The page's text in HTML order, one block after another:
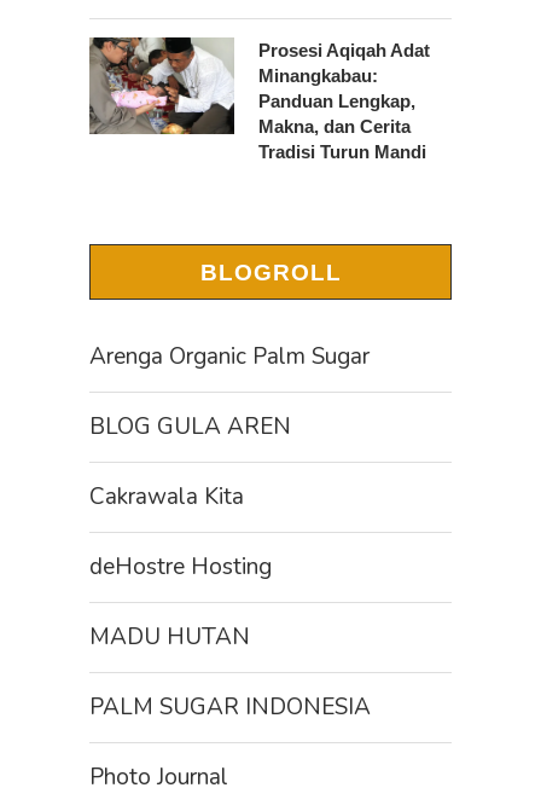
Prosesi Aqiqah Adat
Minangkabau:
Panduan Lengkap,
Makna, dan Cerita
Tradisi Turun Mandi
BLOGROLL
Arenga Organic Palm Sugar
BLOG GULA AREN
Cakrawala Kita
deHostre Hosting
MADU HUTAN
PALM SUGAR INDONESIA
Photo Journal